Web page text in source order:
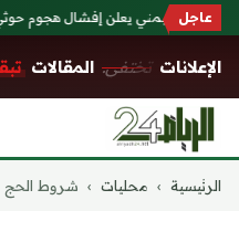
عاجل
الجيش اليمني يعلن إفشال هجوم
الإعلانات تختفي. المقالات
التجاوز
الرئيسية › محليات › شروط الحج